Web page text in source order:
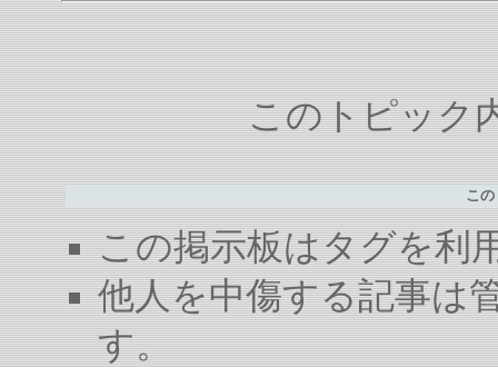
このトピック
こ
この掲示板はタグを利
他人を中傷する記事は
す。